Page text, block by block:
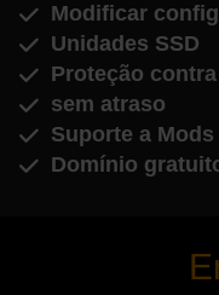
Modificar
Unidades SSD
Proteção contra
sem atraso
Suporte a Mods
Domínio